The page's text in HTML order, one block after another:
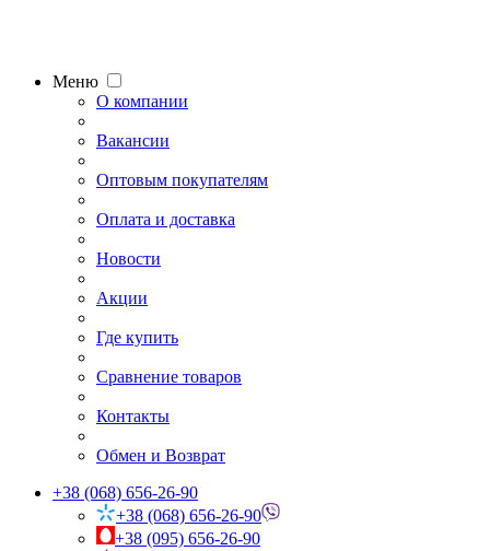
Меню
О компании
Вакансии
Оптовым покупателям
Оплата и доставка
Новости
Акции
Где купить
Сравнение товаров
Контакты
Обмен и Возврат
+38 (068) 656-26-90
+38 (068) 656-26-90
+38 (095) 656-26-90